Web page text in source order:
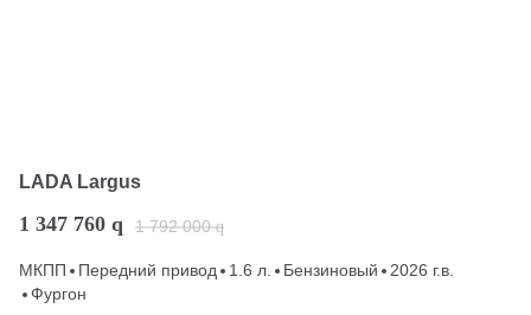
LADA Largus
1 347 760 q 1 792 000 q
МКПП Передний привод 1.6 л. Бензиновый
2026 г.в.
Фургон